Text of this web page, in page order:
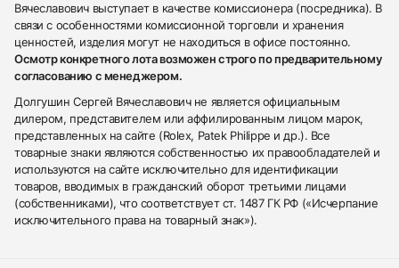
Вячеславович выступает в качестве комиссионера (посредника). В
связи с особенностями комиссионной торговли и хранения
ценностей, изделия могут не находиться в офисе постоянно.
Осмотр конкретного лота возможен строго по предварительному
согласованию с менеджером.
Долгушин Сергей Вячеславович не является официальным
дилером, представителем или аффилированным лицом марок,
представленных на сайте (Rolex, Patek Philippe и др.). Все
товарные знаки являются собственностью их правообладателей и
используются на сайте исключительно для идентификации
товаров, вводимых в гражданский оборот третьими лицами
(собственниками), что соответствует ст. 1487 ГК РФ («Исчерпание
исключительного права на товарный знак»).